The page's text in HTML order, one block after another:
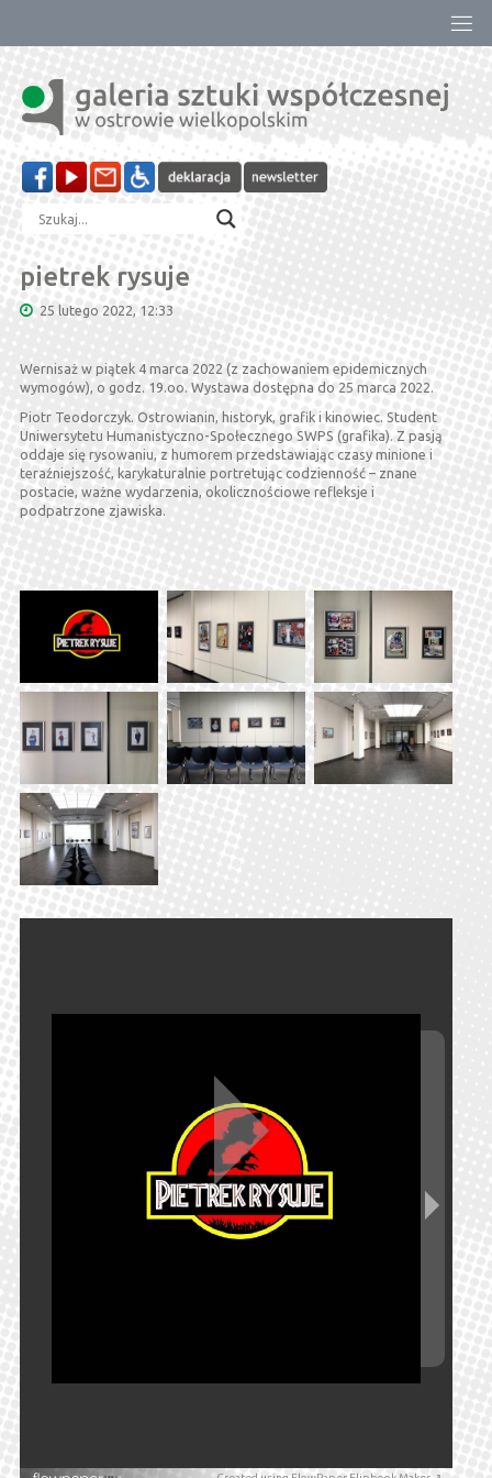
treści
pietrek rysuje
25 lutego 2022, 12:33
Wernisaż w piątek 4 marca 2022 (z zachowaniem epidemicznych
wymogów), o godz. 19.oo. Wystawa dostępna do 25 marca 2022.
Piotr Teodorczyk. Ostrowianin, historyk, grafik i kinowiec. Student
Uniwersytetu Humanistyczno-Społecznego SWPS (grafika). Z pasją
oddaje się rysowaniu, z humorem przedstawiając czasy minione i
teraźniejszość, karykaturalnie portretując codzienność – znane
postacie, ważne wydarzenia, okolicznościowe refleksje i
podpatrzone zjawiska.